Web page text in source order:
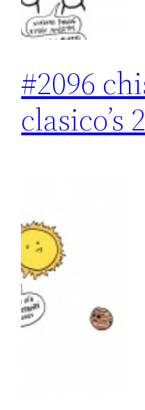
#2096
clasico’s 2